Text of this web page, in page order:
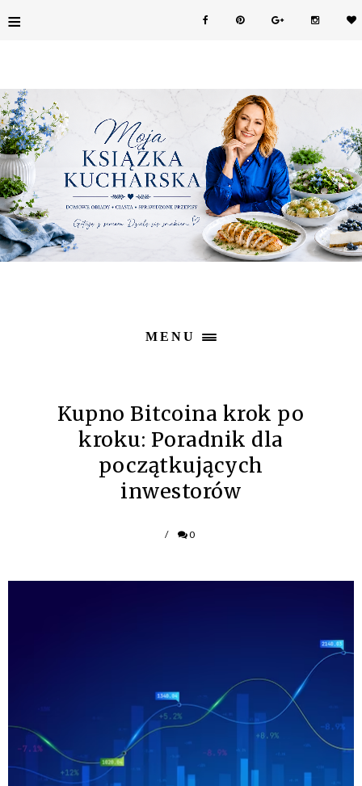
≡
MENU
Kupno Bitcoina krok po
kroku: Poradnik dla
początkujących
inwestorów
/ 0